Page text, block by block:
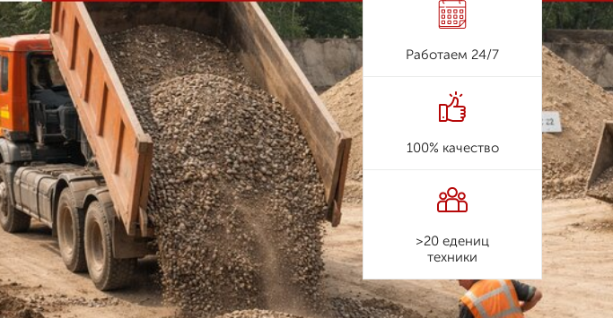
Работаем 24/7
100% качество
>20 едениц
техники